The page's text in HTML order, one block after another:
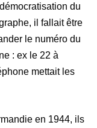
du
il fallait être
le numéro du
: ex le 22 à
mettait les
en 1944, ils